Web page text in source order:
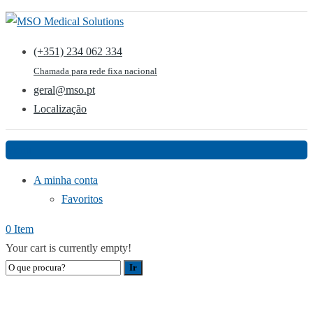
(+351) 234 062 334
Chamada para rede fixa nacional
geral@mso.pt
Localização
A minha conta
Favoritos
0 Item
Your cart is currently empty!